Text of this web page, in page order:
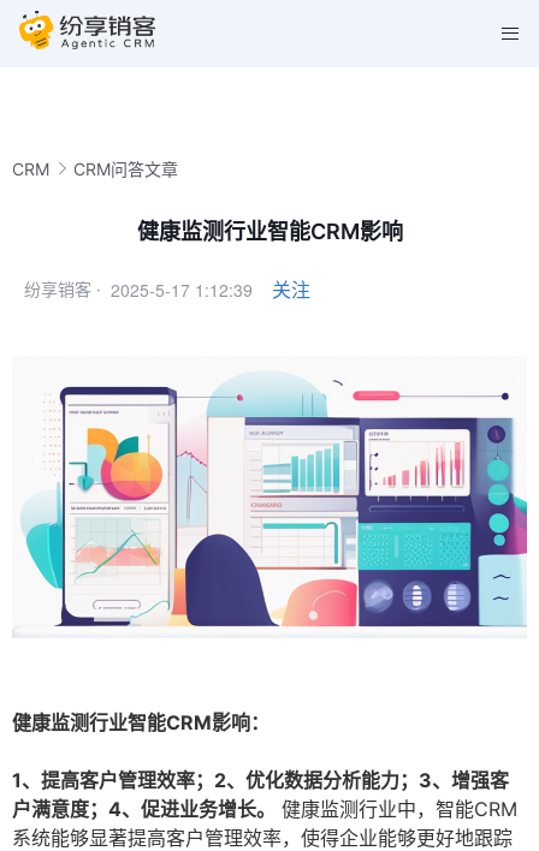
CRM CRM问答文章
健康监测行业智能CRM影响
纷享销客 · 2025-5-17 1:12:39 关注
健康监测行业智能CRM影响：
1、提高客户管理效率；2、优化数据分析能力；3、增强客
户满意度；4、促进业务增长。
健康监测行业中，智能CRM
系统能够显著提高客户管理效率，使得企业能够更好地跟踪